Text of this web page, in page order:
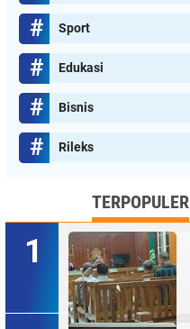
Sport
Edukasi
Bisnis
Rileks
TERPOPULER